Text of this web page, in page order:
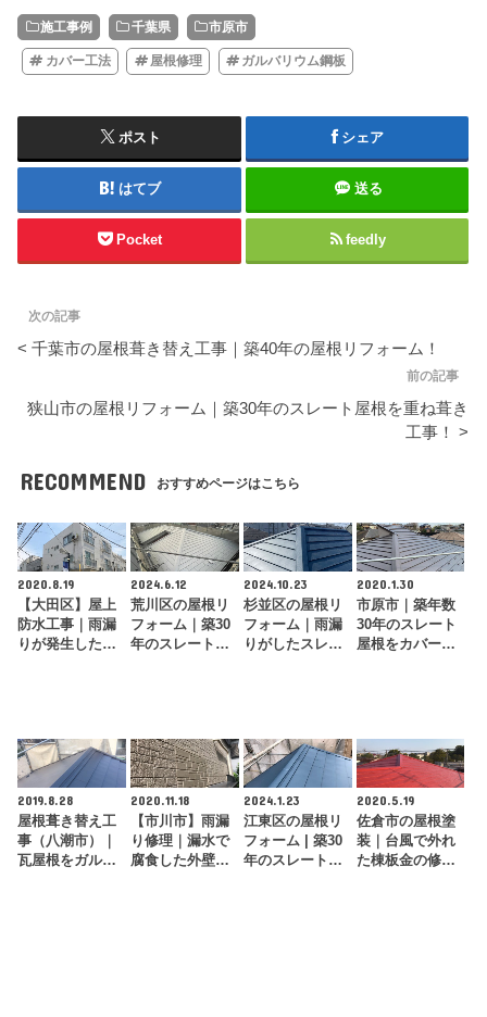
施工事例 千葉県 市原市
カバー工法 屋根修理 ガルバリウム鋼板
ポスト シェア
はてブ 送る
Pocket feedly
次の記事
< 千葉市の屋根葺き替え工事｜築40年の屋根リフォーム！
前の記事
狭山市の屋根リフォーム｜築30年のスレート屋根を重ね葺き
工事！ >
RECOMMEND おすすめページはこちら
2020.8.19
【大田区】屋上
防水工事｜雨漏
りが発生した屋
2024.6.12
荒川区の屋根リ
フォーム｜築30
年のスレート屋
2024.10.23
杉並区の屋根リ
フォーム｜雨漏
りがしたスレー
2020.1.30
市原市｜築年数
30年のスレート
屋根をカバー工
2019.8.28
屋根葺き替え工
事（八潮市）｜
瓦屋根をガルバ
2020.11.18
【市川市】雨漏
り修理｜漏水で
腐食した外壁材
2024.1.23
江東区の屋根リ
フォーム | 築30
年のスレート屋
2020.5.19
佐倉市の屋根塗
装｜台風で外れ
た棟板金の修理